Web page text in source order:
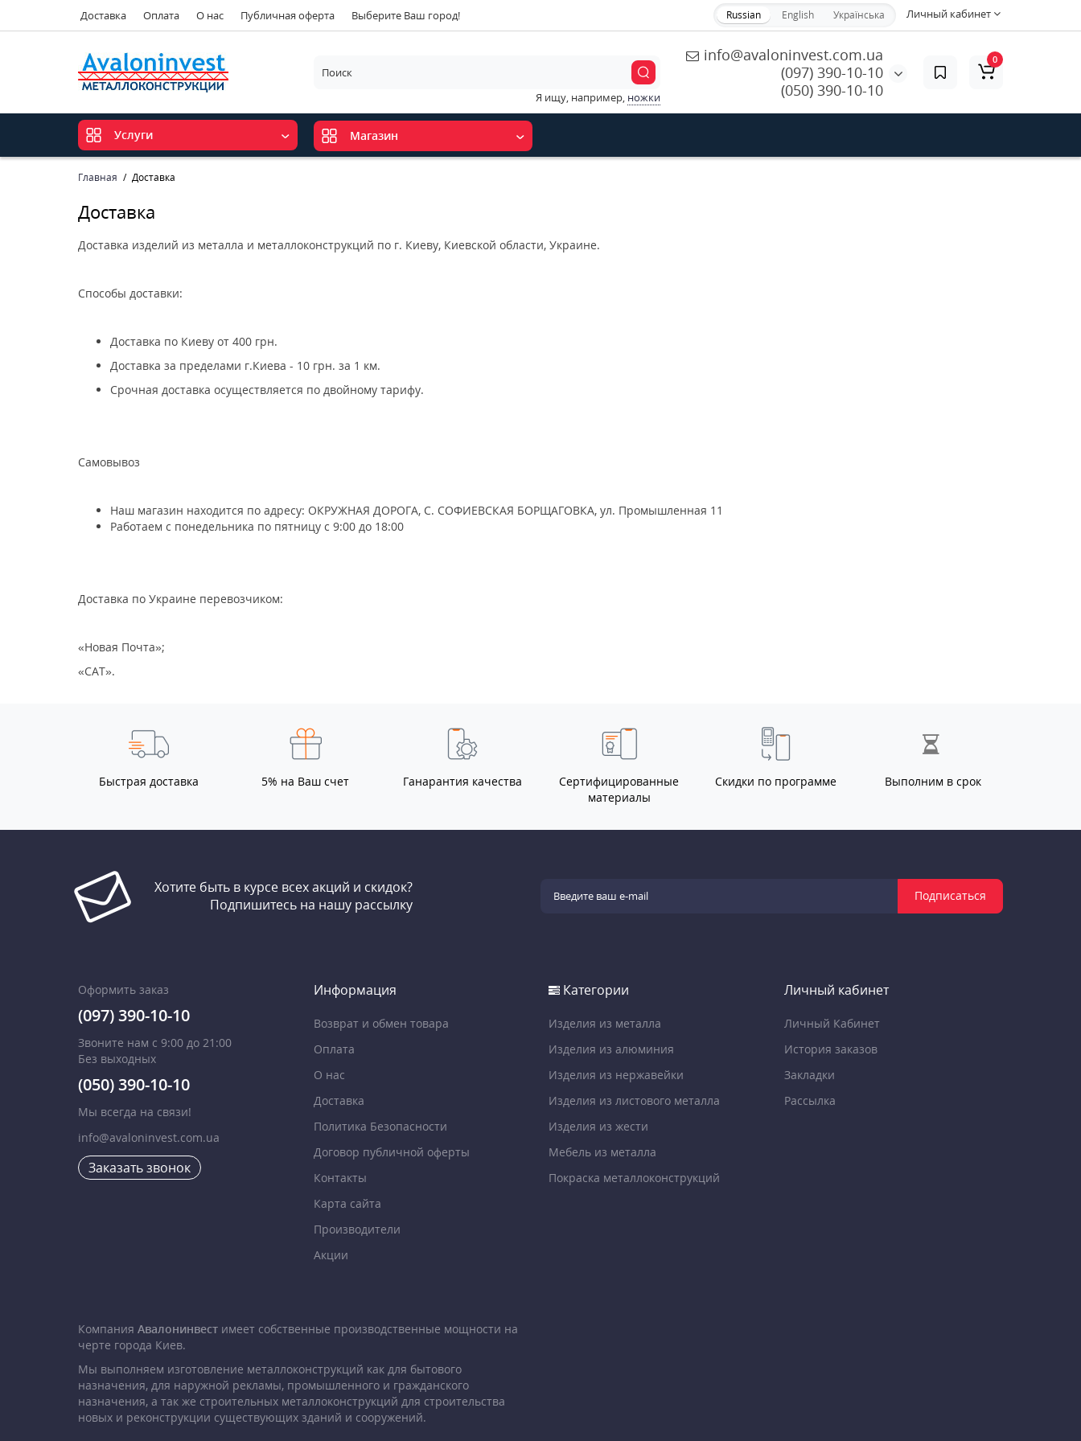
Доставка Оплата О нас Публичная оферта Выберите Ваш город! Личный кабинет
Russian English Українська
info@avaloninvest.com.ua
(097) 390-10-10
(050) 390-10-10
Я ищу, например, ножки
0
Услуги Магазин
Главная Доставка
Доставка
Доставка изделий из металла и металлоконструкций по г. Киеву, Киевской области, Украине.
Способы доставки:
Доставка по Киеву от 400 грн.
Доставка за пределами г.Киева - 10 грн. за 1 км.
Срочная доставка осуществляется по двойному тарифу.
Самовывоз
Наш магазин находится по адресу: ОКРУЖНАЯ ДОРОГА, С. СОФИЕВСКАЯ БОРЩАГОВКА, ул. Промышленная 11
Работаем с понедельника по пятницу с 9:00 до 18:00
Доставка по Украине перевозчиком:
«Новая Почта»;
«САТ».
Быстрая доставка 5% на Ваш счет Ганарантия качества
Сертифицированные
материалы
Скидки по программе Выполним в срок
Хотите быть в курсе всех акций и скидок?
Подпишитесь на нашу рассылку
Подписаться
Оформить заказ
(097) 390-10-10
Звоните нам с 9:00 до 21:00
Без выходных
(050) 390-10-10
Мы всегда на связи!
info@avaloninvest.com.ua
Заказать звонок
Информация
Возврат и обмен товара
Оплата
О нас
Доставка
Политика Безопасности
Договор публичной оферты
Контакты
Карта сайта
Производители
Акции
Категории
Изделия из металла
Изделия из алюминия
Изделия из нержавейки
Изделия из листового металла
Изделия из жести
Мебель из металла
Покраска металлоконструкций
Личный кабинет
Личный Кабинет
История заказов
Закладки
Рассылка
Компания Авалонинвест имеет собственные производственные мощности на
черте города Киев.
Мы выполняем изготовление металлоконструкций как для бытового
назначения, для наружной рекламы, промышленного и гражданского
назначения, а так же строительных металлоконструкций для строительства
новых и реконструкции существующих зданий и сооружений.